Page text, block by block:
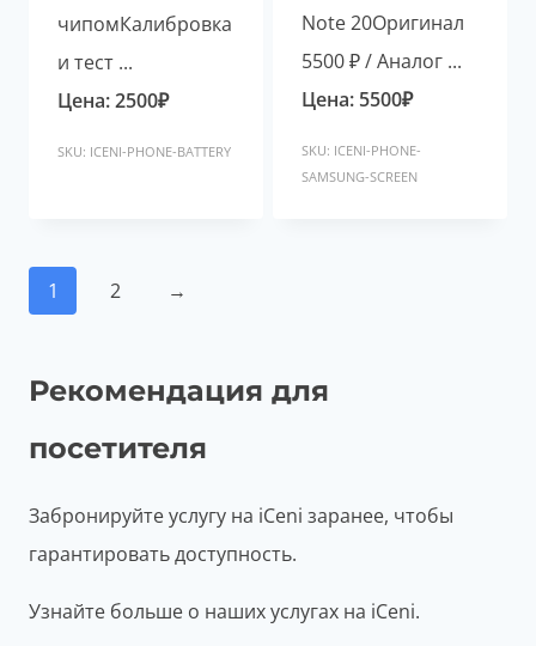
чипомКалибровка
и тест ...
Цена:2500₽
SKU: ICENI-PHONE-BATTERY
Note 20Оригинал
5500 ₽ / Аналог ...
Цена: 5500₽
SKU: ICENI-PHONE-
SAMSUNG-SCREEN
1 2 →
Рекомендация для
посетителя
Забронируйте услугу на iCeni заранее, чтобы
гарантировать доступность.
Узнайте больше о наших услугах на iCeni.